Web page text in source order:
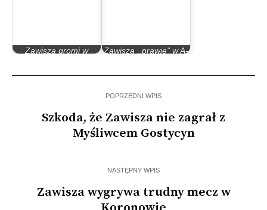
Zawisza gromi w
Zawisza ,,prawie” w A-
POPRZEDNI WPIS
Szkoda, że Zawisza nie zagrał z
Myśliwcem Gostycyn
NASTĘPNY WPIS
Zawisza wygrywa trudny mecz w